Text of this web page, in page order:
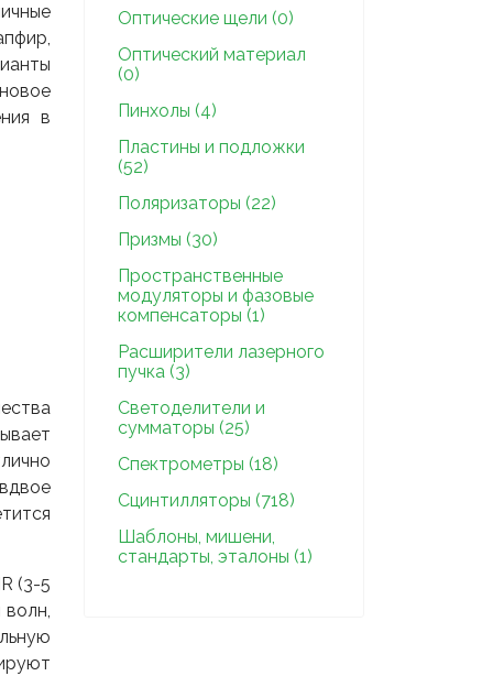
в
(3-5
волн,
Оптические щели (0)
Оптический материал
(0)
Пинхолы (4)
Пластины и подложки
(52)
Поляризаторы (22)
Призмы (30)
Пространственные
модуляторы и фазовые
компенсаторы (1)
Расширители лазерного
пучка (3)
Светоделители и
сумматоры (25)
Спектрометры (18)
Сцинтилляторы (718)
Шаблоны, мишени,
стандарты, эталоны (1)